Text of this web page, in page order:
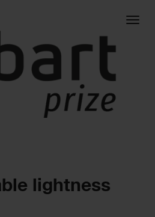
lightness